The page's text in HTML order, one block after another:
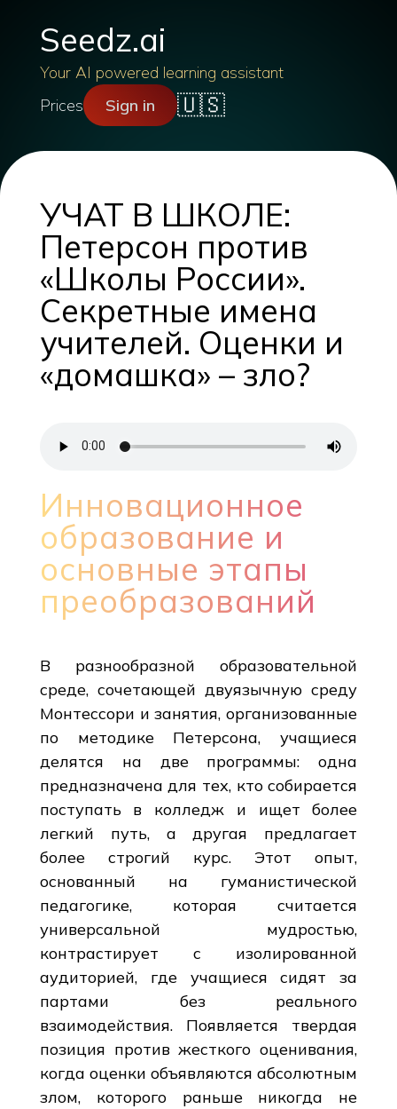
Seedz.ai
Your AI powered learning assistant
Prices
Sign in 🇺🇸
УЧАТ В ШКОЛЕ:
Петерсон против
«Школы России».
Секретные имена
учителей. Оценки и
«домашка» – зло?
Инновационное
образование и
основные этапы
преобразований
В разнообразной образовательной
среде, сочетающей двуязычную среду
Монтессори и занятия, организованные
по методике Петерсона, учащиеся
делятся на две программы: одна
предназначена для тех, кто собирается
поступать в колледж и ищет более
легкий путь, а другая предлагает
более строгий курс. Этот опыт,
основанный на гуманистической
педагогике, которая считается
универсальной мудростью,
контрастирует с изолированной
аудиторией, где учащиеся сидят за
партами без реального
взаимодействия. Появляется твердая
позиция против жесткого оценивания,
когда оценки объявляются абсолютным
злом, которого раньше никогда не